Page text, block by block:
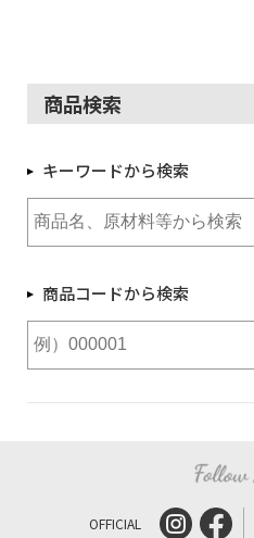
商品検索
キーワードから検索
商品コードから検索
OFFICIAL